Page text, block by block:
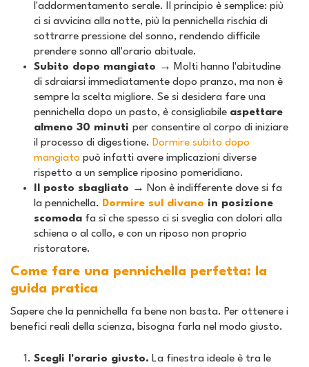
l'addormentamento serale. Il principio è semplice: più
ci si avvicina alla notte, più la pennichella rischia di
sottrarre pressione del sonno, rendendo difficile
prendere sonno all'orario abituale.
Subito dopo mangiato → Molti hanno l'abitudine
di sdraiarsi immediatamente dopo pranzo, ma non è
sempre la scelta migliore. Se si desidera fare una
pennichella dopo un pasto, è consigliabile aspettare
almeno 30 minuti per consentire al corpo di iniziare
il processo di digestione. Dormire subito dopo
mangiato può infatti avere implicazioni diverse
rispetto a un semplice riposino pomeridiano.
Il posto sbagliato → Non è indifferente dove si fa
la pennichella. Dormire sul divano in posizione
scomoda fa sì che spesso ci si sveglia con dolori alla
schiena o al collo, e con un riposo non proprio
ristoratore.
Come fare una pennichella perfetta: la
guida pratica
Sapere che la pennichella fa bene non basta. Per ottenere i
benefici reali della scienza, bisogna farla nel modo giusto.
Scegli l'orario giusto. La finestra ideale è tra le